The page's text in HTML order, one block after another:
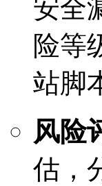
安全
险等
站脚
风险
估，